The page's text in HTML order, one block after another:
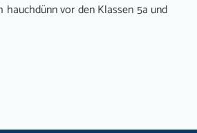
vor den Klassen 5a und